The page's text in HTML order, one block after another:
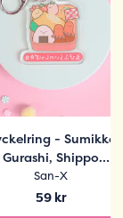
- Sumikko
Gurashi, Shippo
Bentobox
San-X
59 kr